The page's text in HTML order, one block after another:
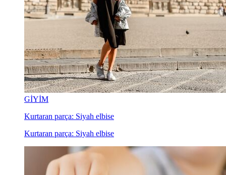
GİYİM
Kurtaran parça: Siyah elbise
Kurtaran parça: Siyah elbise